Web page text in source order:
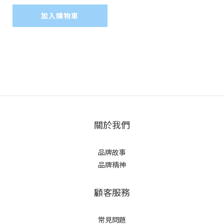
@$15, 2盒24包@$14.
5)
加入購物車
關於我們
品牌故事
品牌精神
顧客服務
常見問題